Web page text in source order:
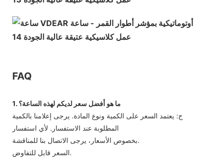
FAQ
1. ما هو أفضل سعر لديكم لهذه الساعة؟
ج: يعتمد السعر على الكمية ونوع المادة. يرجى إعلامنا بالكمية
المطلوبة عند الاستفسار. لأي استفسار
بخصوص الأسعار، يرجى الاتصال بنا للمناقشة.
السعر قابل للتفاوض.